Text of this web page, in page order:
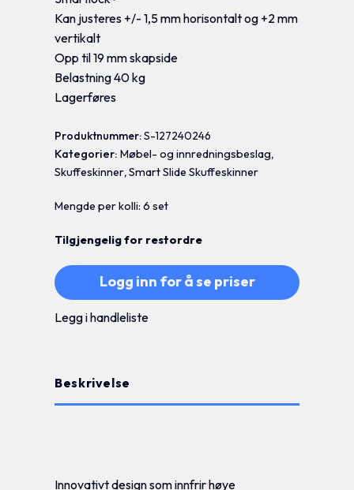
Kan justeres +/- 1,5 mm horisontalt og +2 mm
vertikalt
Opp til 19 mm skapside
Belastning 40 kg
Lagerføres
Produktnummer:S-127240246
Kategorier:Møbel- og innredningsbeslag,
Skuffeskinner,Smart Slide Skuffeskinner
Mengde per kolli: 6 set
Tilgjengelig for restordre
Logg inn for å se priser
Legg i handleliste
Beskrivelse
Innovativt design som innfrir høye